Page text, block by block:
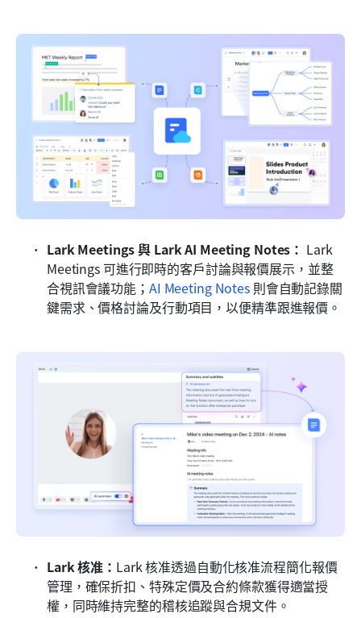
Lark Meetings 與 Lark AI Meeting Notes： Lark
Meetings 可進行即時的客戶討論與報價展示，並整
合視訊會議功能； AI Meeting Notes 則會自動記錄關
鍵需求、價格討論及行動項目，以便精準跟進報價。
Lark 核准： Lark 核准透過自動化核准流程簡化報價
管理，確保折扣、特殊定價及合約條款獲得適當授
權，同時維持完整的稽核追蹤與合規文件。